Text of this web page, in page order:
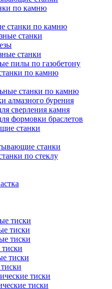
по камню
станки по камню
станки
станки
пилы по газобетону
по камню
станки по камню
алмазного бурения
сверления камня
формовки браслетов
станки
станки
по стеклу
тиски
тиски
тиски
тиски
тиски
тиски